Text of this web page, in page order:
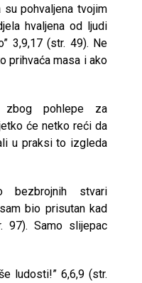
pohvaljena tvojim
hvaljena od ljudi
3,9,17 (str. 49). Ne
prihvaća masa i ako
zbog pohlepe za
će netko reći da
u praksi to izgleda
bezbrojnih stvari
bio prisutan kad
97). Samo slijepac
ludosti!” 6,6,9 (str.